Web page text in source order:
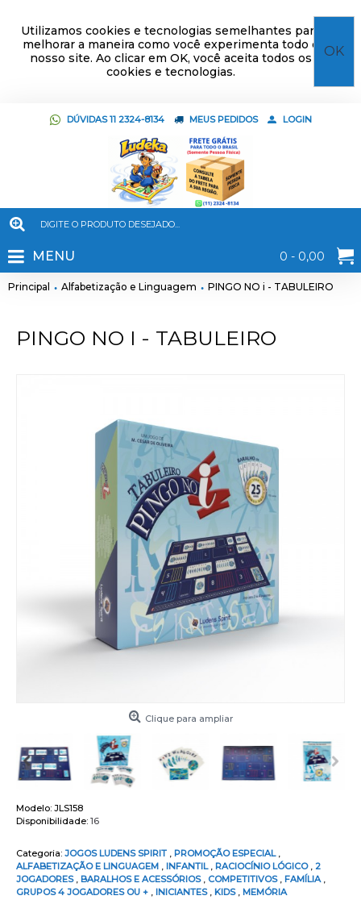
Utilizamos cookies e tecnologias semelhantes para
melhorar a maneira como você experimenta todo o
nosso site. Ao clicar em OK, você aceita todos os
cookies e tecnologias.
OK
DÚVIDAS 11 2324-8134 MEUS PEDIDOS LOGIN
0 - 0,00
MENU
Principal Alfabetização e Linguagem PINGO NO i - TABULEIRO
PINGO NO I - TABULEIRO
Clique para ampliar
Modelo: JLS158
Disponibilidade: 16
Categoria: JOGOS LUDENS SPIRIT PROMOÇÃO ESPECIAL
ALFABETIZAÇÃO E LINGUAGEM
INFANTIL RACIOCÍNIO LÓGICO 2
JOGADORES BARALHOS E ACESSÓRIOS COMPETITIVOS FAMÍLIA
GRUPOS 4 JOGADORES OU +
INICIANTES KIDS MEMÓRIA